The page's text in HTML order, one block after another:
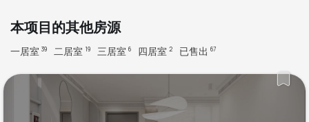
本项目的其他房源
一居室 39 二居室 19 三居室 6 四居室 2 已售出 67